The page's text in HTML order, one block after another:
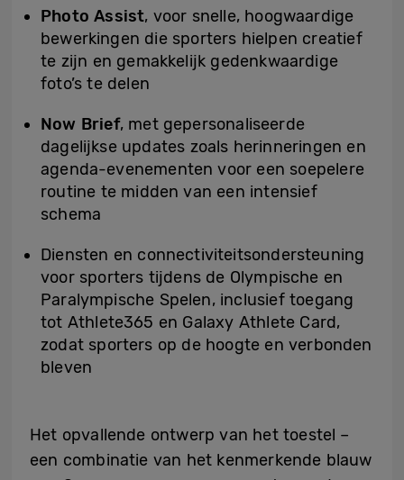
Photo Assist, voor snelle, hoogwaardige
bewerkingen die sporters hielpen creatief
te zijn en gemakkelijk gedenkwaardige
foto’s te delen
Now Brief, met gepersonaliseerde
dagelijkse updates zoals herinneringen en
agenda-evenementen voor een soepelere
routine te midden van een intensief
schema
Diensten en connectiviteitsondersteuning
voor sporters tijdens de Olympische en
Paralympische Spelen, inclusief toegang
tot Athlete365 en Galaxy Athlete Card,
zodat sporters op de hoogte en verbonden
bleven
Het opvallende ontwerp van het toestel –
een combinatie van het kenmerkende blauw